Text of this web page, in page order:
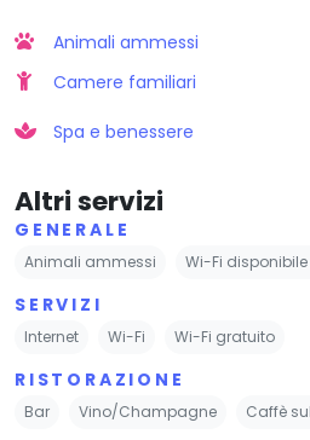
Animali ammessi
Camere familiari
Spa e benessere
Altri servizi
GENERALE
Animali ammessi Wi-Fi
SERVIZI
Internet Wi-Fi Wi-Fi gratuito
RISTORAZIONE
Bar Vino/Champagne Caffè